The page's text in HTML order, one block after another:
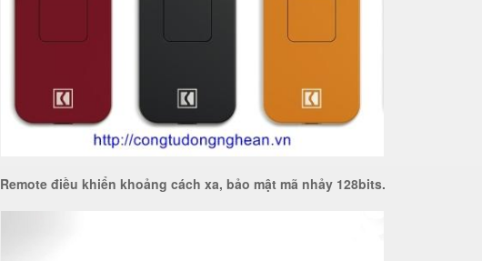
Remote điều khiển khoảng cách xa, bảo mật mã nhảy 128bits.